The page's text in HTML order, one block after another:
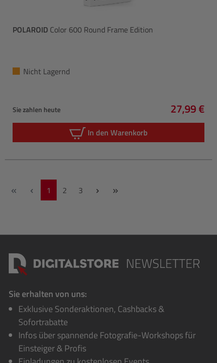
POLAROID Color 600 Round Frame Edition
Nicht Lagernd
Sie zahlen heute 27,99 €
In den Warenkorb
Seite
1 Seite
2 Seite
3
Sie erhalten von uns:
Exklusive Sonderaktionen, Cashbacks &
Sofortrabatte
Infos über spannende Fotografie-Workshops für
Einsteiger & Profis